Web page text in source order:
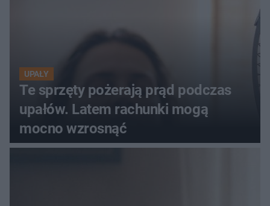
UPAŁY
Te sprzęty pożerają prąd podczas
upałów. Latem rachunki mogą
mocno wzrosnąć